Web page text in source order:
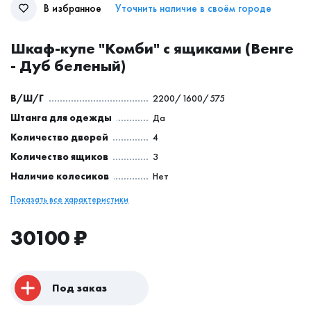
В избранное Уточнить наличие в своём городе
Шкаф-купе "Комби" с ящиками (Венге
- Дуб беленый)
В/Ш/Г
2200/1600/575
Штанга для одежды
Да
Количество дверей
4
Количество ящиков
3
Наличие колесиков
Нет
Показать все характеристики
30100₽
Под заказ